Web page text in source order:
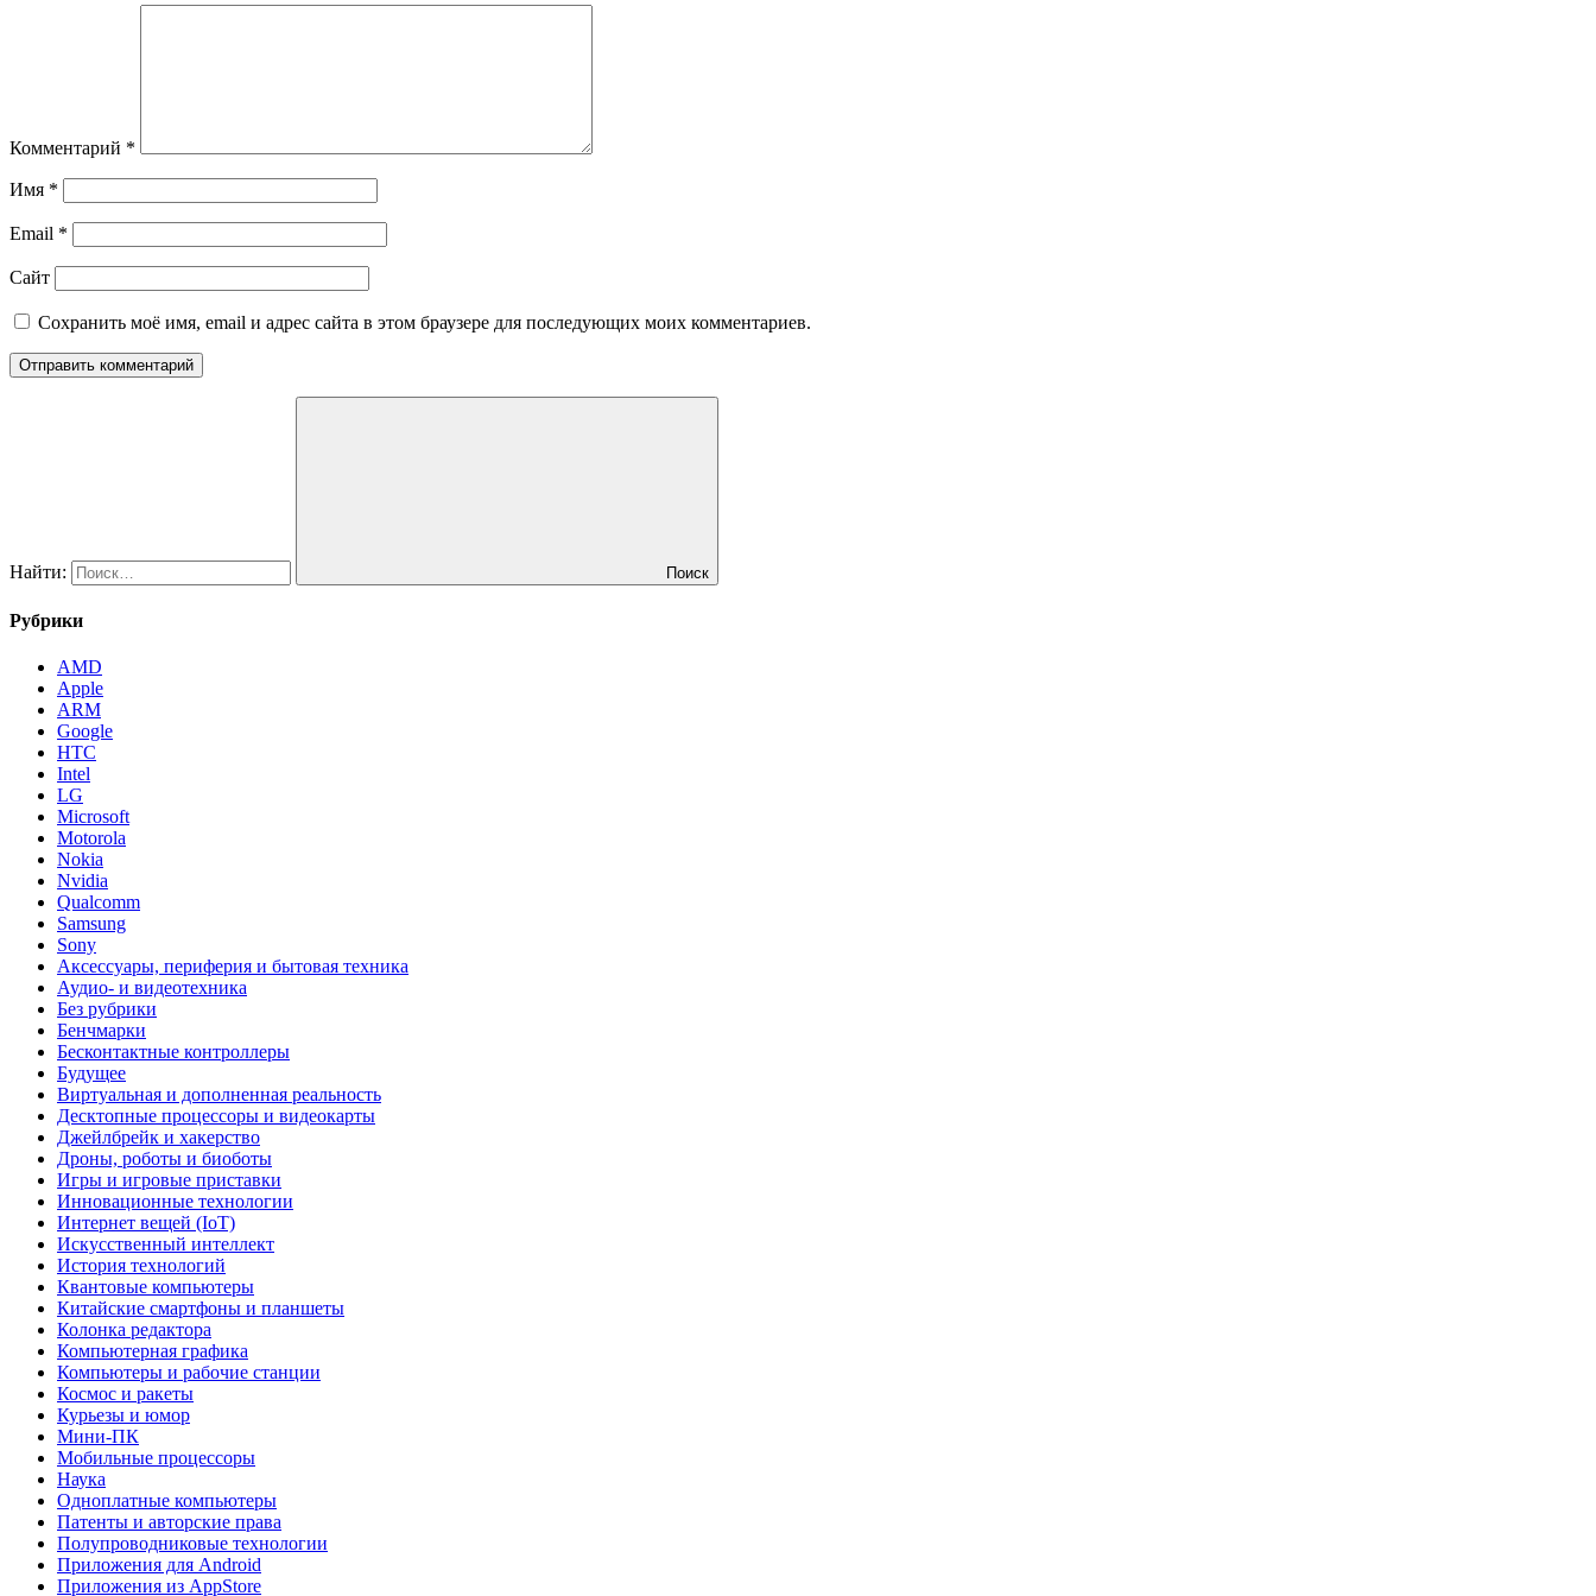
Комментарий *
Имя *
Email *
Сайт
Сохранить моё имя, email и адрес сайта в этом браузере для последующих моих комментариев.
Найти: Поиск
Рубрики
AMD
Apple
ARM
Google
HTC
Intel
LG
Microsoft
Motorola
Nokia
Nvidia
Qualcomm
Samsung
Sony
Аксессуары, периферия и бытовая техника
Аудио- и видеотехника
Без рубрики
Бенчмарки
Бесконтактные контроллеры
Будущее
Виртуальная и дополненная реальность
Десктопные процессоры и видеокарты
Джейлбрейк и хакерство
Дроны, роботы и биоботы
Игры и игровые приставки
Инновационные технологии
Интернет вещей (IoT)
Искусственный интеллект
История технологий
Квантовые компьютеры
Китайские смартфоны и планшеты
Колонка редактора
Компьютерная графика
Компьютеры и рабочие станции
Космос и ракеты
Курьезы и юмор
Мини-ПК
Мобильные процессоры
Наука
Одноплатные компьютеры
Патенты и авторские права
Полупроводниковые технологии
Приложения для Android
Приложения из AppStore